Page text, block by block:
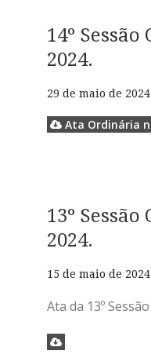
14º
2024.
29 de maio de 2024
Ata Ordinária
13º
2024.
15 de maio de 2024
Ata da 13º